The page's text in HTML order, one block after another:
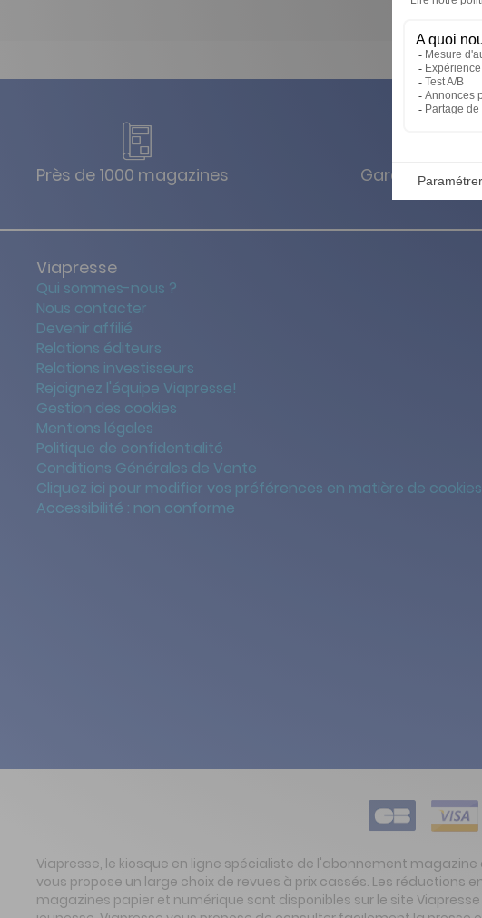
Près de 1000 magazines Garanties des
Viapresse
Qui sommes-nous ?
Nous contacter
Devenir affilié
Relations éditeurs
Relations investisseurs
Rejoignez l'équipe Viapresse!
Gestion des cookies
Mentions légales
Politique de confidentialité
Conditions Générales de Vente
Cliquez ici pour modifier vos préférences en matière de cookies
Accessibilité : non conforme
Viapresse, le kiosque en ligne spécialiste de l'abonnement
vous propose un large choix de revues à prix cassés. Les
magazines papier et numérique sont disponibles sur le site